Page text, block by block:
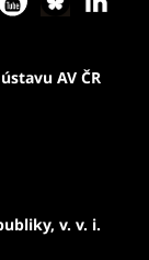
AV ČR
v. v. i.